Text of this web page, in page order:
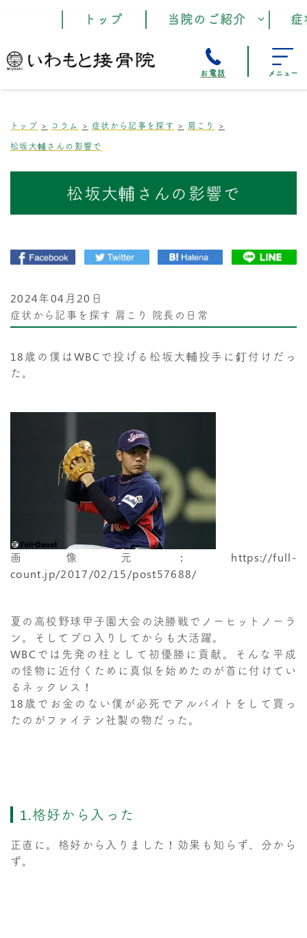
トップ 当院のご紹介
お電話 メニュー
トップ コラム 症状から記事を探す
肩こり
松坂大輔さんの影響で
松坂大輔さんの影響で
2024年04月20日
症状から記事を探す 肩こり 院長の日常
18歳の僕はWBCで投げる松坂大輔投手に釘付けだっ
た。
画像元：https://full-
count.jp/2017/02/15/post57688/
夏の高校野球甲子園大会の決勝戦でノーヒットノーラ
ン。そしてプロ入りしてからも大活躍。
WBCでは先発の柱として初優勝に貢献。そんな平成
の怪物に近付くために真似を始めたのが首に付けてい
るネックレス！
18歳でお金のない僕が必死でアルバイトをして買っ
たのがファイテン社製の物だった。
1.格好から入った
正直に。格好から入りました！効果も知らず、分から
ず。